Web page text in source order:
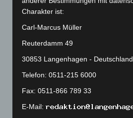
Juni 2025 (103)
Mai 2025(112)
April 2025(88)
März 2025(111)
Februar 2025(96)
Januar 2025(88)
Dezember 2024 (89)
November 2024(94)
Charakter ist:
Carl-Marcus Müller
Reuterdamm 49
30853 Langenhagen - Deutschland
Telefon: 0511-215 6000
Fax: 0511-866 789 33
E-Mail: